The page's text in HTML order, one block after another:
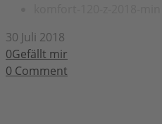
30 Juli 2018
0Gefällt mir
0 Comment